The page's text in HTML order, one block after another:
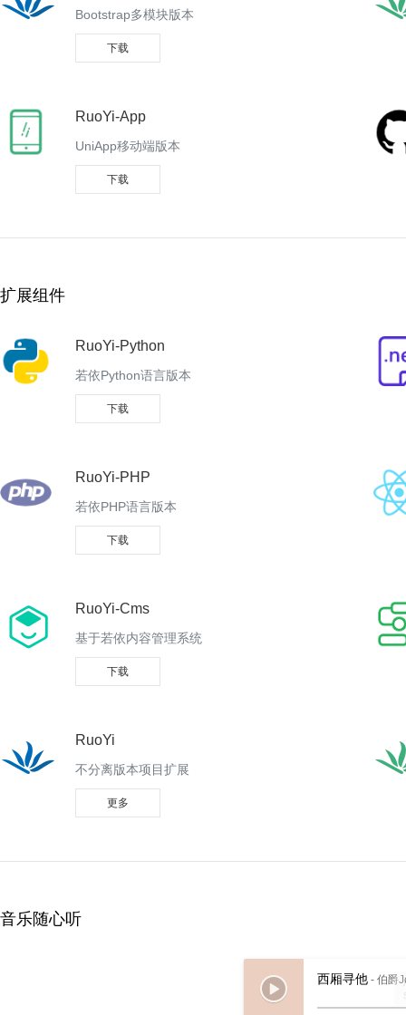
Bootstrap多模块版本
下载
RuoYi-App
UniApp移动端版本
下载
扩展组件
RuoYi-Python
若依Python语言版本
下载
RuoYi-PHP
若依PHP语言版本
下载
RuoYi-Cms
基于若依内容管理系统
下载
RuoYi
不分离版本项目扩展
更多
音乐随心听
西厢寻他 - 伯爵
1
别让爱凋落
2
风催雨